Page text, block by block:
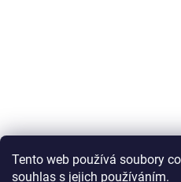
Tento web používá soubory
souhlas s jejich používáním.